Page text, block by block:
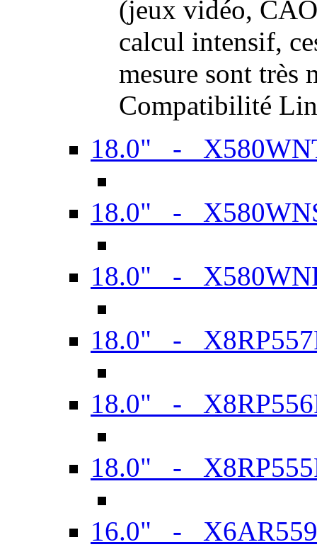
(jeux vidéo,
calcul intensif,
mesure sont très
Compatibilité
18.0" -
18.0" -
18.0" -
18.0" -
18.0" -
18.0" -
16.0" -